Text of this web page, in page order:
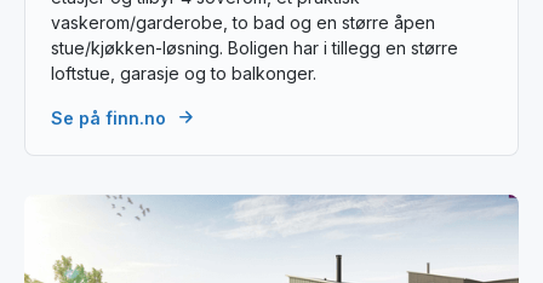
vaskerom/garderobe, to bad og en større åpen
stue/kjøkken-løsning. Boligen har i tillegg en større
loftstue, garasje og to balkonger.
Se på finn.no